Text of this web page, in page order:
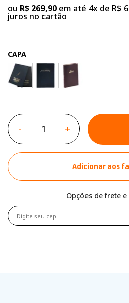
ou R$ 269,90 em até 4x de R$
juros no cartão
CAPA
- +
Adicionar aos
Opções de frete